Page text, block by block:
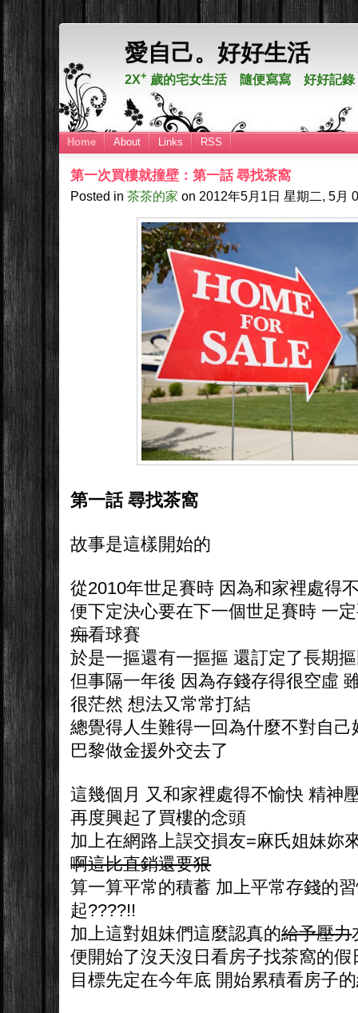
愛自己。好好生活
2X+ 歲的宅女生活 隨便寫寫 好好記錄
Home About Links RSS
第一次買樓就撞壁：第一話 尋找茶窩
Posted in茶茶的家 on 2012年5月1日星期二, 5月
第一話 尋找茶窩
故事是這樣開始的
從2010年世足賽時 因為和家裡處得
便下定決心要在下一個世足賽時 一
痴看球賽
於是一摳還有一摳摳 還訂定了長期
但事隔一年後 因為存錢存得很空虛
很茫然 想法又常常打結
總覺得人生難得一回為什麼不對自
巴黎做金援外交去了
這幾個月 又和家裡處得不愉快 精神
再度興起了買樓的念頭
加上在網路上誤交損友=麻氏姐妹妳
啊這比直銷還要狠
算一算平常的積蓄 加上平常存錢的
起????!!
加上這對姐妹們這麼認真的給予壓力
便開始了沒天沒日看房子找茶窩的假
目標先定在今年底 開始累積看房子